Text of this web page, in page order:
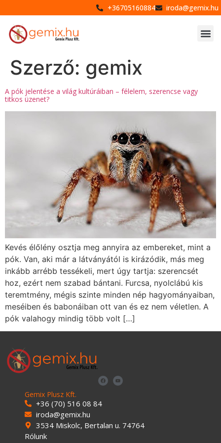
+36705160884 iroda@gemix.hu
Szerző: gemix
A pók jelentése a világ kultúráiban – félelem, szerencse vagy
titkos üzenet?
Kevés élőlény osztja meg annyira az embereket, mint a
pók. Van, aki már a látványától is kirázódik, más meg
inkább arrébb tessékeli, mert úgy tartja: szerencsét
hoz, ezért nem szabad bántani. Furcsa, nyolclábú kis
teremtmény, mégis szinte minden nép hagyományaiban,
meséiben és babonáiban ott van és ez nem véletlen. A
pók valahogy mindig több volt […]
Gemix Plusz Kft.
+36 (70) 516 08 84
iroda@gemix.hu
3534 Miskolc, Bertalan u. 74764
Rólunk